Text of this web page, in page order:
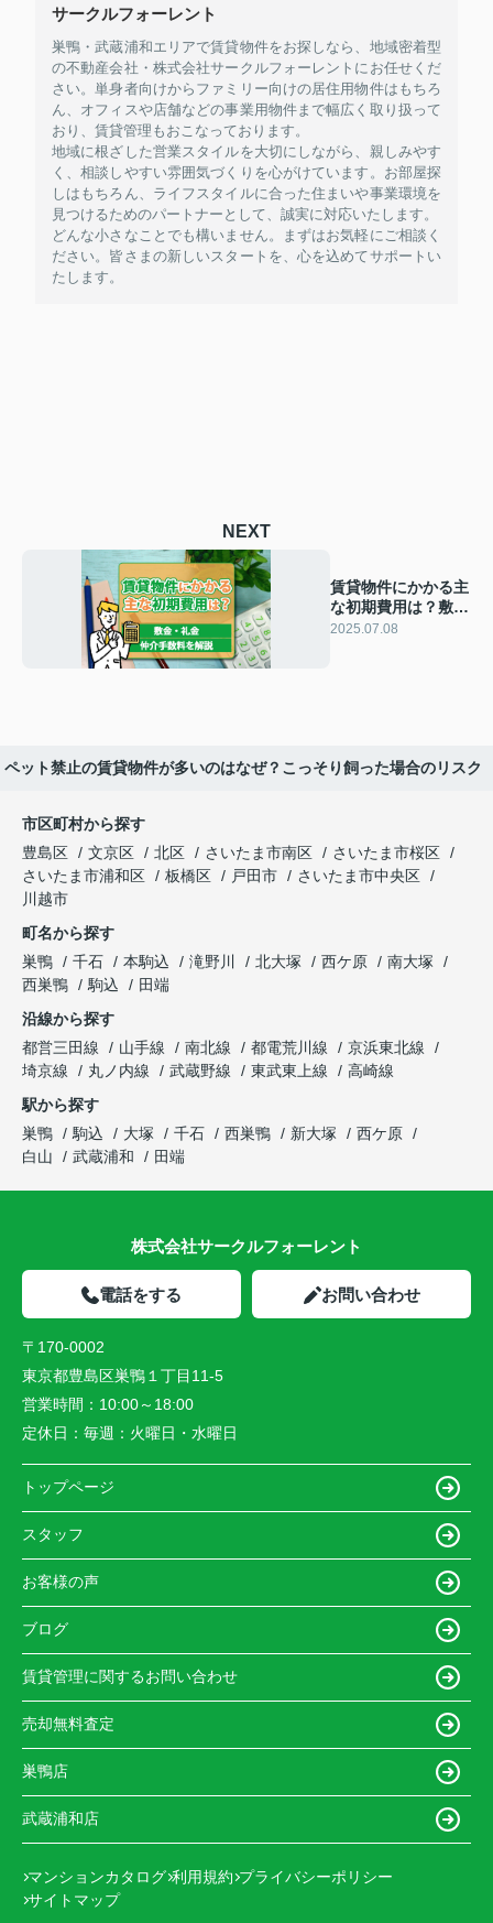
サークルフォーレント
巣鴨・武蔵浦和エリアで賃貸物件をお探しなら、地域密着型
の不動産会社・株式会社サークルフォーレントにお任せくだ
さい。単身者向けからファミリー向けの居住用物件はもちろ
ん、オフィスや店舗などの事業用物件まで幅広く取り扱って
おり、賃貸管理もおこなっております。
地域に根ざした営業スタイルを大切にしながら、親しみやす
く、相談しやすい雰囲気づくりを心がけています。お部屋探
しはもちろん、ライフスタイルに合った住まいや事業環境を
見つけるためのパートナーとして、誠実に対応いたします。
どんな小さなことでも構いません。まずはお気軽にご相談く
ださい。皆さまの新しいスタートを、心を込めてサポートい
たします。
NEXT
賃貸物件にかかる主
な初期費用は？敷
金・礼金・仲介手数
2025.07.08
ペット禁止の賃貸物件が多いのはなぜ？こっそり飼った場合のリスク
市区町村から探す
豊島区
文京区 北区 さいたま市南区
さいたま市桜区
さいたま市浦和区
板橋区 戸田市
さいたま市中央区
川越市
町名から探す
巣鴨
千石 本駒込 滝野川 北大塚 西ケ原
南大塚
西巣鴨
駒込
田端
沿線から探す
都営三田線
山手線 南北線 都電荒川線
京浜東北線
埼京線
丸ノ内線 武蔵野線 東武東上線
高崎線
駅から探す
巣鴨
駒込 大塚 千石 西巣鴨 新大塚
西ケ原
白山
武蔵浦和 田端
株式会社サークルフォーレント
電話をする お問い合わせ
〒170-0002
東京都豊島区巣鴨１丁目11-5
営業時間： 10:00～18:00
定休日： 毎週：火曜日・水曜日
トップページ
スタッフ
お客様の声
ブログ
賃貸管理に関するお問い合わせ
売却無料査定
巣鴨店
武蔵浦和店
マンションカタログ 利用規約 プライバシーポリシー
サイトマップ